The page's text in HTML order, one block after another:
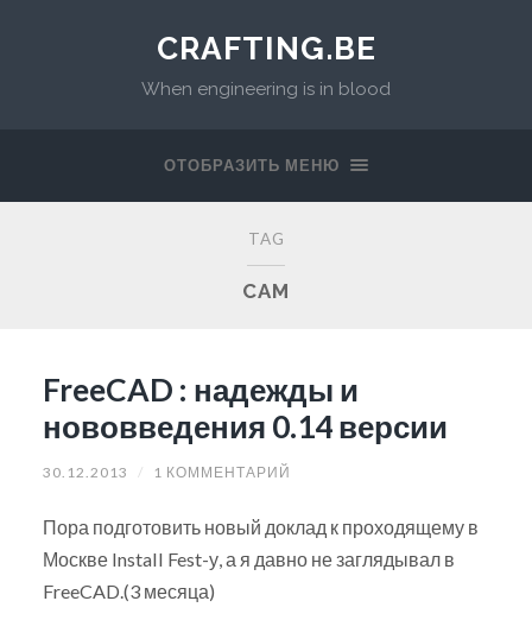
CRAFTING.BE
When engineering is in blood
ОТОБРАЗИТЬ МЕНЮ
TAG
CAM
FreeCAD : надежды и
нововведения 0.14 версии
30.12.2013 / 1 КОММЕНТАРИЙ
Пора подготовить новый доклад к проходящему в
Москве Install Fest-у, а я давно не заглядывал в
FreeCAD.(3 месяца)